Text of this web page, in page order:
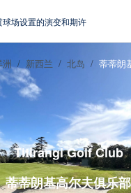
球场设置的演变和期许
巡“换码头”，果岭脱鞋抗议的乌
尔：不断制造“麻烦”的流量明星
日本黑马夺取大满贯，中国高尔夫
在哪？
洲 新西兰 北岛 蒂蒂朗
Titirangi Golf Club
蒂蒂朗基高尔夫俱乐部